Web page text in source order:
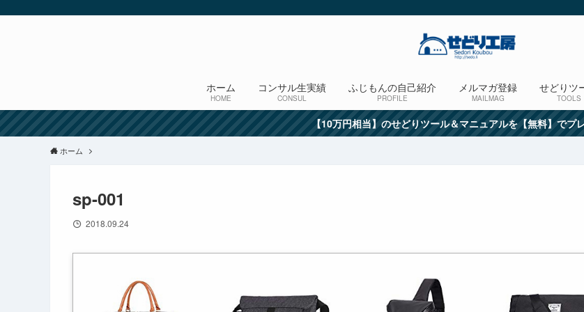
ホーム
HOME
コンサル生実績
CONSUL
ふじもんの自己紹介
PROFILE
メルマガ登録
MAILMAG
せどりツ
TOOLS
【10万円相当】のせどりツール＆マニュアルを【無料】でプ
ホーム
sp-001
2018.09.24